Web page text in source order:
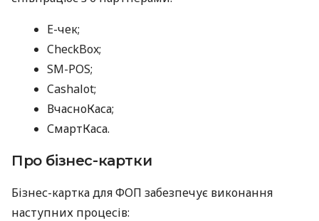
E-чек;
CheckBox;
SM-POS;
Cashalot;
ВчасноКаса;
СмартКаса.
Про бізнес-картки
Бізнес-картка для ФОП забезпечує виконання
наступних процесів: